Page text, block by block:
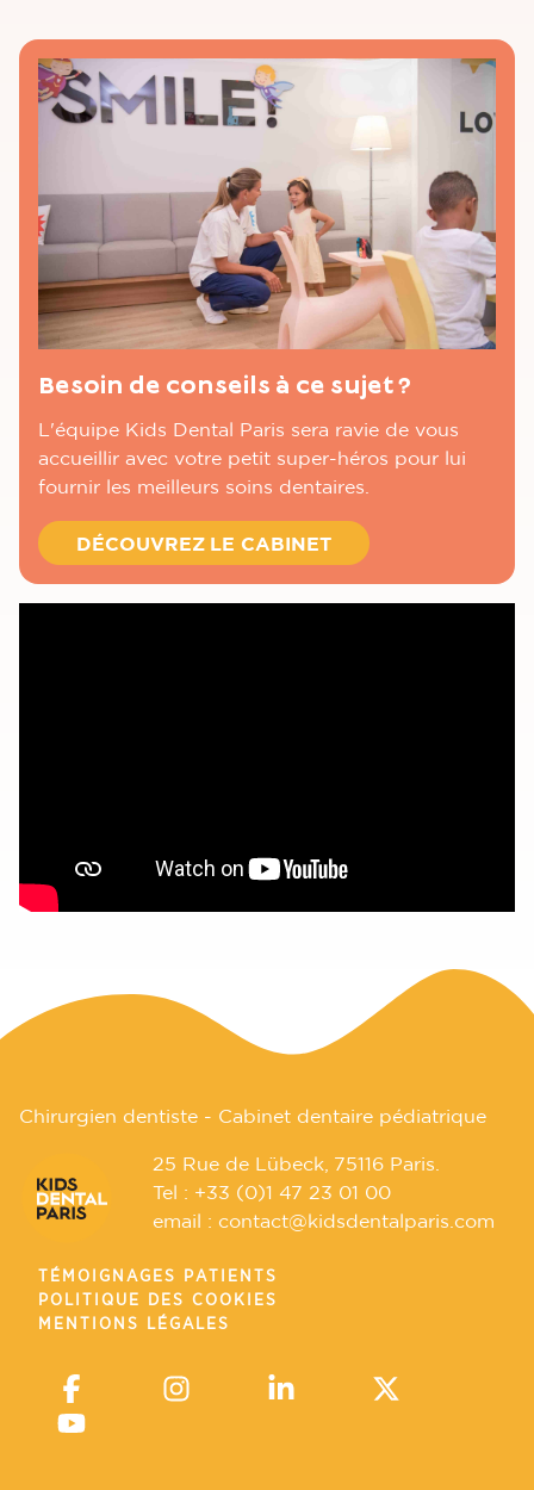
Besoin de conseils à ce sujet ?
L'équipe Kids Dental Paris sera ravie de vous
accueillir avec votre petit super-héros pour lui
fournir les meilleurs soins dentaires.
DÉCOUVREZ LE CABINET
Chirurgien dentiste - Cabinet dentaire pédiatrique
25 Rue de Lübeck, 75116 Paris.
Tel : +33 (0)1 47 23 01 00
email : contact@kidsdentalparis.com
TÉMOIGNAGES PATIENTS
POLITIQUE DES COOKIES
MENTIONS LÉGALES